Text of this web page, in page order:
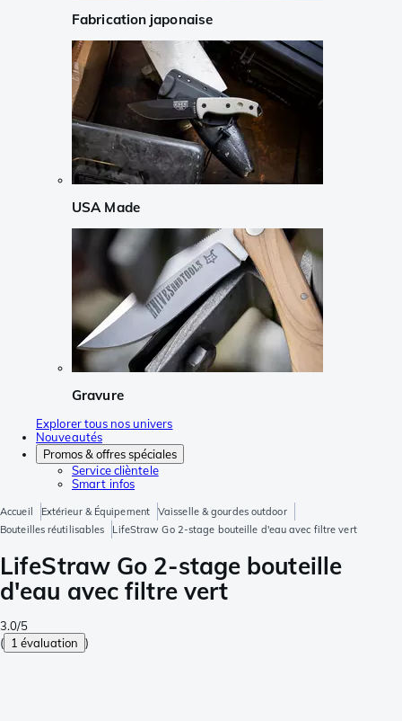
Fabrication japonaise
USA Made
Gravure
Explorer tous nos univers
Nouveautés
Promos & offres spéciales
Service clièntele
Smart infos
Accueil Extérieur & Équipement
Vaisselle & gourdes outdoor
Bouteilles réutilisables
LifeStraw Go 2-stage bouteille d'eau avec filtre vert
LifeStraw Go 2-stage bouteille
d'eau avec filtre vert
3.0/5
( 1 évaluation )